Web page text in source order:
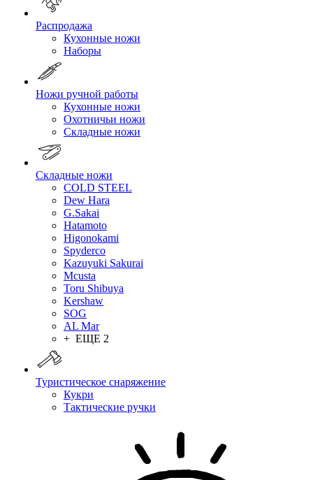
Распродажа
Кухонные ножи
Наборы
Ножи ручной работы
Кухонные ножи
Охотничьи ножи
Складные ножи
Складные ножи
COLD STEEL
Dew Hara
G.Sakai
Hatamoto
Higonokami
Spyderco
Kazuyuki Sakurai
Mcusta
Toru Shibuya
Kershaw
SOG
AL Mar
+ ЕЩЕ 2
Туристическое снаряжение
Кукри
Тактические ручки